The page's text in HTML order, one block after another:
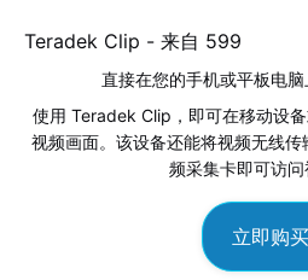
Teradek Clip - 来自 599
直接在您的手机或平板电脑
使用 Teradek Clip，即可在移动设
视频画面。该设备还能将视频无线
频采集卡即可访问
立即购买